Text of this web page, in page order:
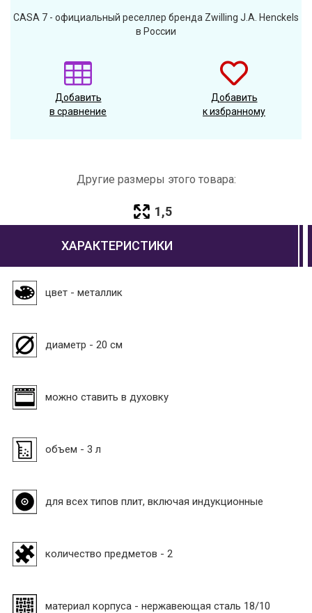
CASA 7 - официальный реселлер бренда Zwilling J.A. Henckels
в России
Добавить
в сравнение
Добавить
к избранному
Другие размеры этого товара:
1,5
ХАРАКТЕРИСТИКИ
цвет - металлик
диаметр - 20 см
можно ставить в духовку
объем - 3 л
для всех типов плит, включая индукционные
количество предметов - 2
материал корпуса - нержавеющая сталь 18/10